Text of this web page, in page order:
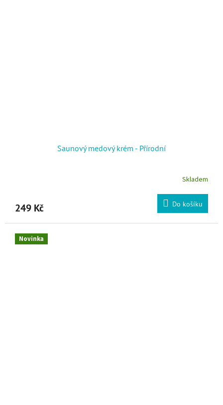
Saunový medový krém - Přírodní
Skladem
249 Kč Do košíku
Novinka